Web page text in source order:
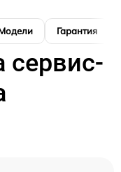
Гарантия